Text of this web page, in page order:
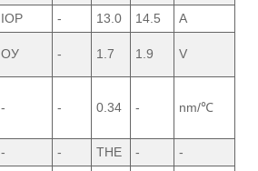
IOP - 13.0 14.5
A
ОУ - 1.7 1.9 V
- - 0.34 - nm/℃
- - THE -
-